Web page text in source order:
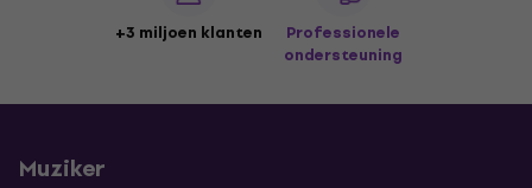
+3 miljoen klanten
Professionele
ondersteuning
Muziker